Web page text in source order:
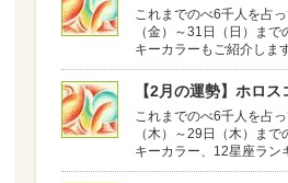
これまでのべ6千人を占
（金）～31日（日）ま
キーカラーもご紹介します
【2月の運勢】ホロ
これまでのべ6千人を占
（木）～29日（木）ま
キーカラー、12星座ラン